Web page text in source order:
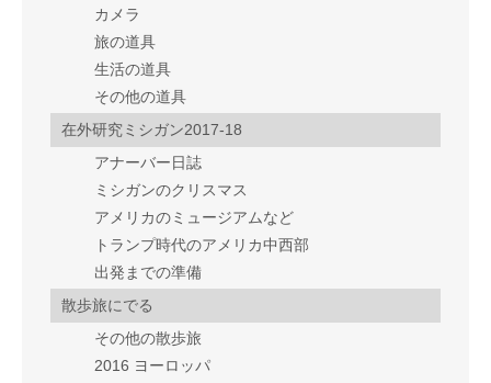
カメラ
旅の道具
生活の道具
その他の道具
在外研究ミシガン2017-18
アナーバー日誌
ミシガンのクリスマス
アメリカのミュージアムなど
トランプ時代のアメリカ中西部
出発までの準備
散歩旅にでる
その他の散歩旅
2016 ヨーロッパ